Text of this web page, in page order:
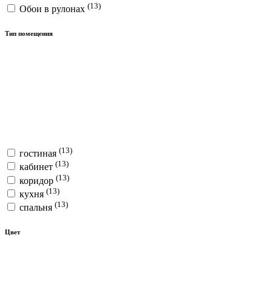
Обои в рулонах (13)
Тип помещения
гостиная (13)
кабинет (13)
коридор (13)
кухня (13)
спальня (13)
Цвет